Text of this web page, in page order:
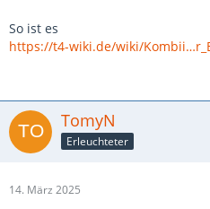
So ist es
https://t4-wiki.de/wiki/
TomyN
Erleuchteter
14. März 2025